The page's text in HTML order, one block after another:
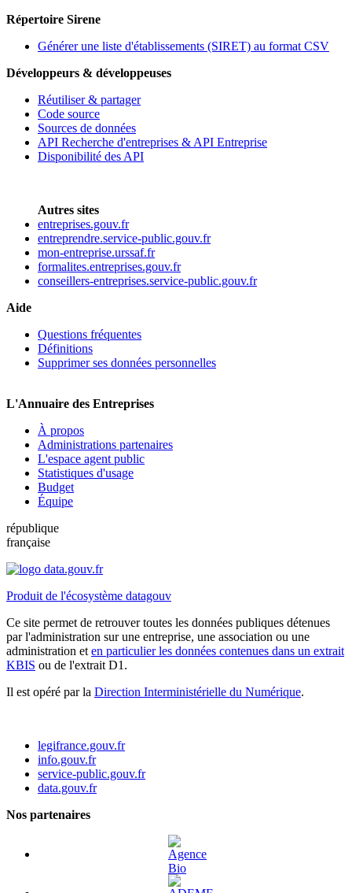
Répertoire Sirene
Générer une liste d'établissements (SIRET) au format CSV
Développeurs & développeuses
Réutiliser & partager
Code source
Sources de données
API Recherche d'entreprises & API Entreprise
Disponibilité des API
Autres sites
entreprises.gouv.fr
entreprendre.service-public.gouv.fr
mon-entreprise.urssaf.fr
formalites.entreprises.gouv.fr
conseillers-entreprises.service-public.gouv.fr
Aide
Questions fréquentes
Définitions
Supprimer ses données personnelles
L'Annuaire des Entreprises
À propos
Administrations partenaires
L'espace agent public
Statistiques d'usage
Budget
Équipe
république
française
Produit de l'écosystème datagouv
Ce site permet de retrouver toutes les données publiques détenues
par l'administration sur une entreprise, une association ou une
administration et en particulier les données contenues dans un extrait
KBIS ou de l'extrait D1.
Il est opéré par la Direction Interministérielle du Numérique.
legifrance.gouv.fr
info.gouv.fr
service-public.gouv.fr
data.gouv.fr
Nos partenaires